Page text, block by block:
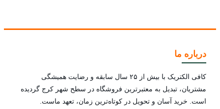
درباره ما
کافی الکتریک با بیش از ۲۵ سال سابقه و رضایت همیشگی
مشتریان، تبدیل به معتبرترین فروشگاه در سطح شهر کرج گردیده
است. خرید آسان و تحویل در کوتاه‌ترین زمان، تعهد ماست.